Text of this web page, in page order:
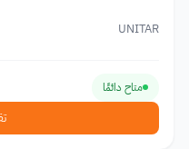
UNITAR
متاح دائمًا